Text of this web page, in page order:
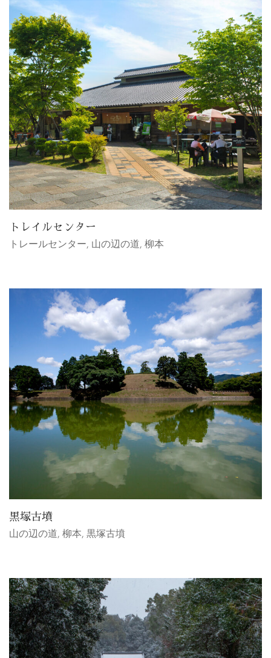
トレイルセンター
トレールセンター, 山の辺の道, 柳本
黒塚古墳
山の辺の道, 柳本, 黒塚古墳